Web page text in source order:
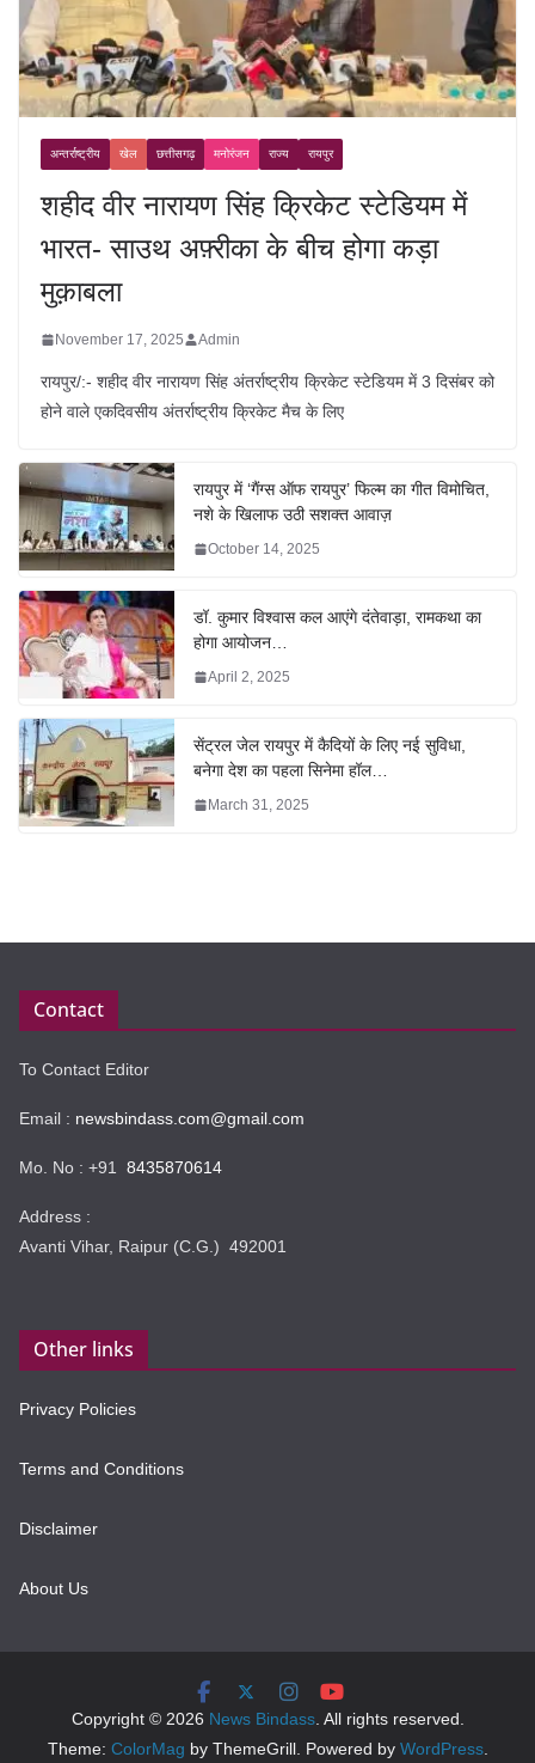
अन्तर्राष्ट्रीय खेल छत्तीसगढ़ मनोरंजन राज्य रायपुर
शहीद वीर नारायण सिंह क्रिकेट स्टेडियम में
भारत- साउथ अफ़्रीका के बीच होगा कड़ा
मुक़ाबला
November 17, 2025 Admin
रायपुर/:- शहीद वीर नारायण सिंह अंतर्राष्ट्रीय क्रिकेट स्टेडियम में 3 दिसंबर को
होने वाले एकदिवसीय अंतर्राष्ट्रीय क्रिकेट मैच के लिए
रायपुर में ‘गैंग्स ऑफ रायपुर’ फिल्म का गीत विमोचित,
नशे के खिलाफ उठी सशक्त आवाज़
October 14, 2025
डॉ. कुमार विश्वास कल आएंगे दंतेवाड़ा, रामकथा का
होगा आयोजन…
April 2, 2025
सेंट्रल जेल रायपुर में कैदियों के लिए नई सुविधा,
बनेगा देश का पहला सिनेमा हॉल…
March 31, 2025
Contact
To Contact Editor
Email : newsbindass.com@gmail.com
Mo. No : +91 8435870614
Address :
Avanti Vihar, Raipur (C.G.) 492001
Other links
Privacy Policies
Terms and Conditions
Disclaimer
About Us
Copyright © 2026 News Bindass. All rights reserved.
Theme: ColorMag by ThemeGrill. Powered by WordPress.